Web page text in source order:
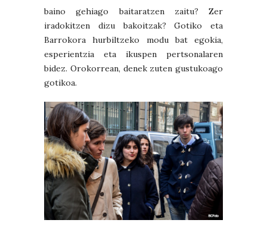
baino gehiago baitaratzen zaitu? Zer
iradokitzen dizu bakoitzak? Gotiko eta
Barrokora hurbiltzeko modu bat egokia,
esperientzia eta ikuspen pertsonalaren
bidez. Orokorrean, denek zuten gustukoago
gotikoa.